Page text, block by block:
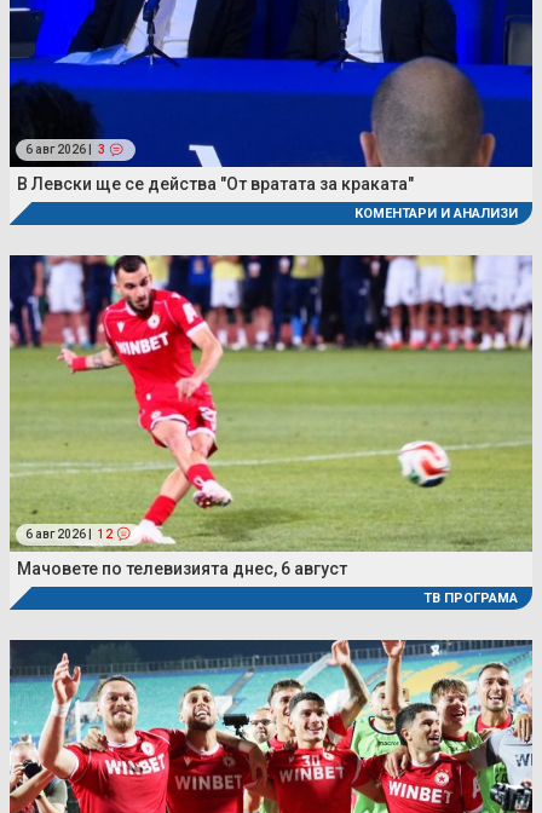
6 авг 2026 | 3
В Левски ще се действа "От вратата за краката"
КОМЕНТАРИ И АНАЛИЗИ
6 авг 2026 | 12
Мачовете по телевизията днес, 6 август
ТВ ПРОГРАМА